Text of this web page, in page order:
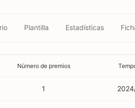
Plantilla Estadísticas
Número de premios
1